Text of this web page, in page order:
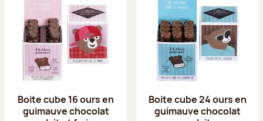
Boite cube 16 ours en
guimauve chocolat
Boite cube 24 ours en
guimauve chocolat